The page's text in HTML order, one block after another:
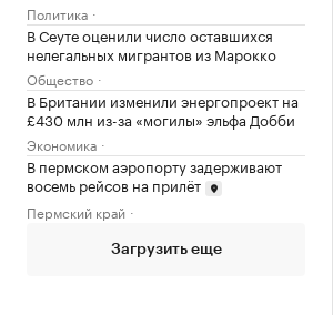
Политика
В Сеуте оценили число оставшихся
нелегальных мигрантов из Марокко
Общество
В Британии изменили энергопроект на
£430 млн из-за «могилы» эльфа Добби
Экономика
В пермском аэропорту задерживают
восемь рейсов на прилёт
Пермский край
Загрузить еще